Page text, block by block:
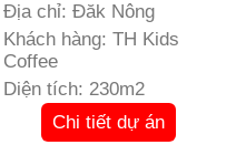
Địa chỉ: Đăk Nông
Khách hàng: TH Kids
Coffee
Diện tích: 230m2
Chi tiết dự án